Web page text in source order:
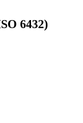
6432)